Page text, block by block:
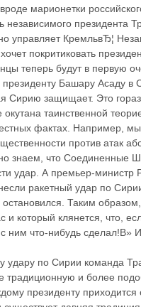
марионетки
независимого президента
управляет КремльвЂ¦
покритиковать
теперь будут в первую
Башару Асаду в
Сирию защищает. Это
окутана таинственной
фактах. Например,
против атак
знаем, что Соединенные
удар. А премьер-министр
ракетный удар по
Таким
и который клянется, что,
ним что-нибудь сделал!В»
удару по Сирии команда
традиционную и более
президенту